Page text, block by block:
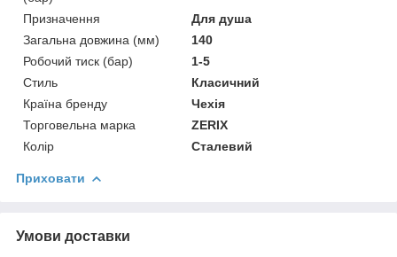
Призначення
Для душа
Загальна довжина (мм)
140
Робочий тиск (бар)
1-5
Стиль
Класичний
Країна бренду
Чехія
Торговельна марка
ZERIX
Колір
Сталевий
Приховати
Умови доставки